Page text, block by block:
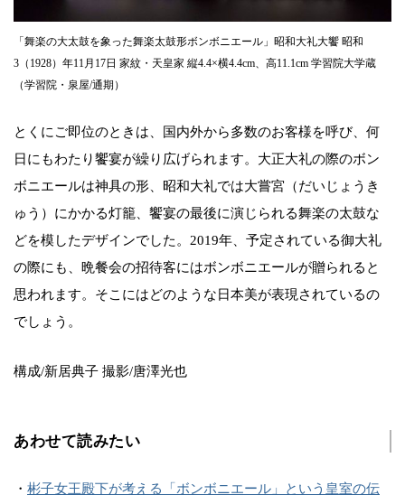
「舞楽の大太鼓を象った舞楽太鼓形ボンボニエール」昭和大礼大饗 昭和
3（1928）年11月17日 家紋・天皇家 縦4.4×横4.4cm、高11.1cm 学習院大学蔵
（学習院・泉屋/通期）
とくにご即位のときは、国内外から多数のお客様を呼び、何
日にもわたり饗宴が繰り広げられます。大正大礼の際のボン
ボニエールは神具の形、昭和大礼では大嘗宮（だいじょうき
ゅう）にかかる灯籠、饗宴の最後に演じられる舞楽の太鼓な
どを模したデザインでした。2019年、予定されている御大礼
の際にも、晩餐会の招待客にはボンボニエールが贈られると
思われます。そこにはどのような日本美が表現されているの
でしょう。
構成/新居典子 撮影/唐澤光也
あわせて読みたい
・ 彬子女王殿下が考える「ボンボニエール」という皇室の伝